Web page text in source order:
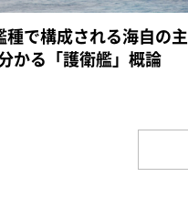
種で構成される海自の主
かる「護衛艦」概論